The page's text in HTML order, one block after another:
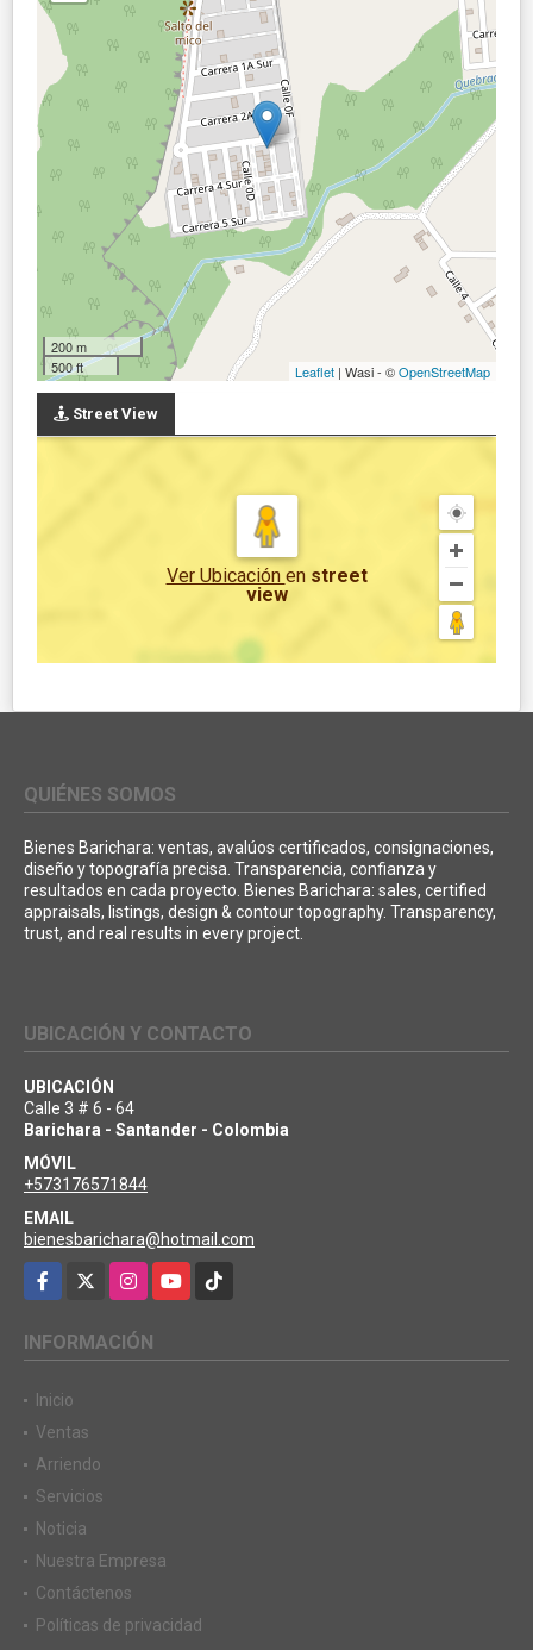
200 m
500 ft
Leaflet | Wasi - ©OpenStreetMap
Street View
Ver Ubicación en street
view
QUIÉNES SOMOS
Bienes Barichara: ventas, avalúos certificados, consignaciones,
diseño y topografía precisa. Transparencia, confianza y
resultados en cada proyecto. Bienes Barichara: sales, certified
appraisals, listings, design & contour topography. Transparency,
trust, and real results in every project.
UBICACIÓN Y CONTACTO
UBICACIÓN
Calle 3 # 6 - 64
Barichara - Santander - Colombia
MÓVIL
+573176571844
EMAIL
bienesbarichara@hotmail.com
Facebook
InstagramYouTubeTikTok
INFORMACIÓN
Inicio
Ventas
Arriendo
Servicios
Noticia
Nuestra Empresa
Contáctenos
Políticas de privacidad